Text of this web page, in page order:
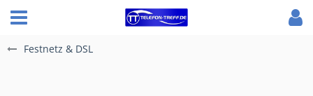
Festnetz & DSL